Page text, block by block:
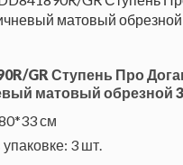
GR Ступень Про
матовый обрезной
см
3 шт.